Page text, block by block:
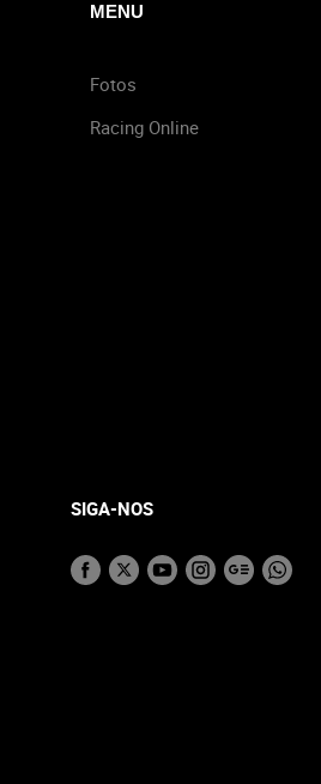
MENU
Fotos
Racing Online
SIGA-NOS